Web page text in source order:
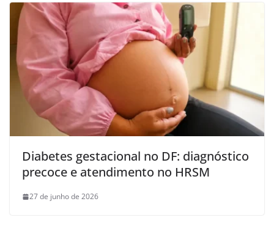
Diabetes gestacional no DF: diagnóstico
precoce e atendimento no HRSM
27 de junho de 2026